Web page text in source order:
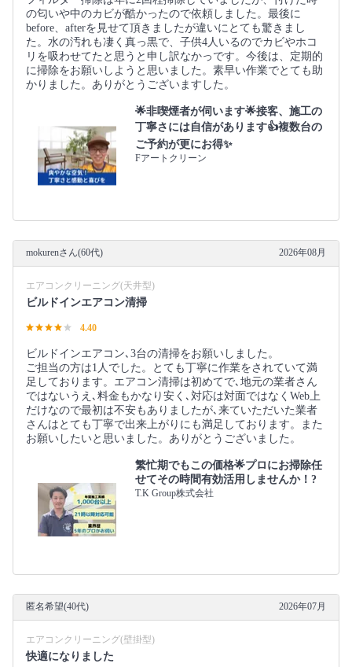
の匂いや中のカビが酷かったので依頼しました。最後に
before、afterを見せて頂きましたが違いにとても驚きまし
た。水の汚れも凄く真っ黒で、子供4人いるのでカビやホコ
リを吸わせてたと思うと申し訳なかっです。今後は、定期的
に掃除をお願いしようと思いました。素早い作業でとても助
かりました。ありがとうございますした。
🌟非喫煙者が伺います🌟接客、施工の
丁寧さには自信があります👍複数台の
ご予約が更にお得✨
Fアートクリーン
mokurenさん(60代) 2026年08月
エアコンクリーニング(天井型)
ビルドインエアコン清掃
4.40
ビルドインエアコン､3台の清掃をお願いしました。
ご担当の方は1人でした。とても丁寧に作業をされていて満
足しております。エアコン清掃は初めてで､地元の業者さん
ではないうえ､料金もかなり安く､対応は対面ではなくWeb上
だけなので最初は不安もありましたが､来ていただいた業者
さんはとても丁寧で出来上がりにも満足しております。また
お願いしたいと思いました。ありがとうございました。
繁忙期でもこの価格🌟プロにお掃除任
せてその時間有効活用しませんか！?
T.K Group株式会社
匿名希望(40代) 2026年07月
エアコンクリーニング(壁掛型)
快適になりました